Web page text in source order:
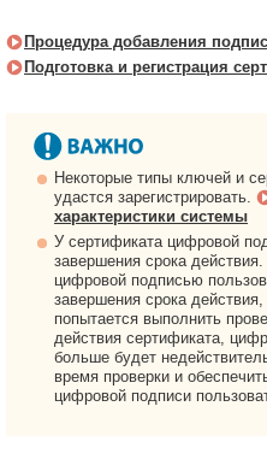
Процедура добавления
Подготовка и регистрация
Некоторые типы ключей и
удастся зарегистрировать.
характеристики системы
У сертификата цифровой
завершения срока
цифровой подписью
завершения срока
попытается выполнить
действия сертификата,
больше будет
время проверки и
цифровой подписи